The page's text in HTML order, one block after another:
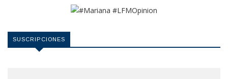
SUSCRIPCIONES